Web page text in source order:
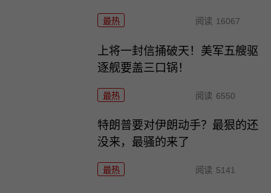
最热 阅读 16067
上将一封信捅破天！美军五艘驱
逐舰要盖三口锅！
最热 阅读 6550
特朗普要对伊朗动手？最狠的还
没来，最骚的来了
最热 阅读 5141